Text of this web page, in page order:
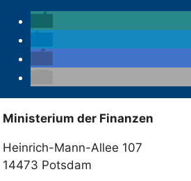
Ministerium der Finanzen
Heinrich-Mann-Allee 107
14473 Potsdam